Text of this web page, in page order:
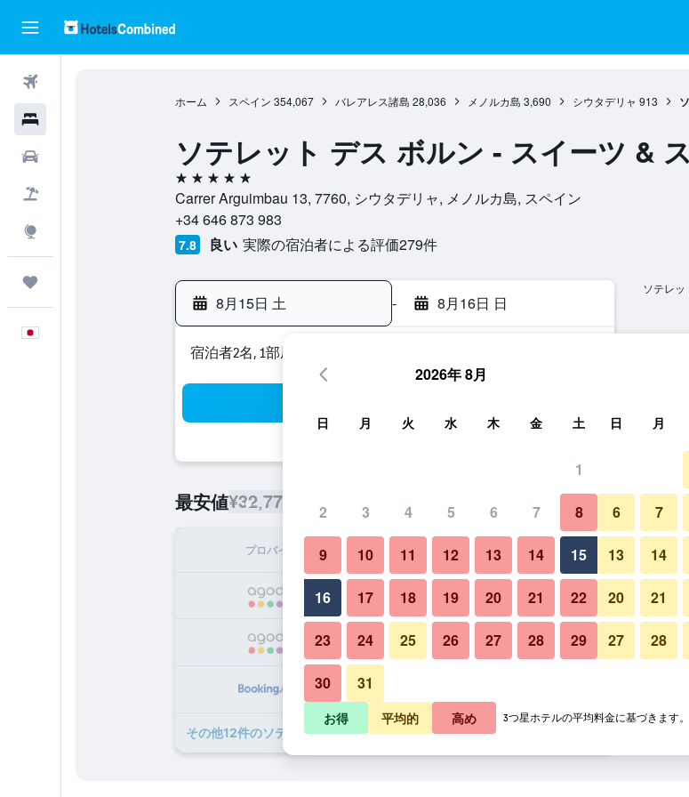
ホーム スペイン 354,067 バレアレス諸島 28,036 メノルカ島 3,690 シウタデリャ 913
ソテレット デス ボルン - スイーツ &
5つ星
Carrer Arguimbau 13, 7760, シウタデリャ, メノルカ島, スペイン
+34 646 873 983
7.8 良い 実際の宿泊者による評価279​件
8月15日 土 - 8月16日 日
宿泊者2名, 1​部屋
最安値¥32,776
プロバイダ 1泊あたり合計
¥32,776 プランを見る
¥42,622 プランを見る
​その他12​件のソテレット デス ボルン - スイーツ & スパのオファー
ソテレッ
2026年 8月
日 月 火 水 木 金 土
1
2 3 4 5 6 7 8
9 10 11 12 13 14 15
16 17 18 19 20 21 22
23 24 25 26 27 28 29
30 31
日 月
6 7
13 14
20 21
27 28
お得 平均的 高め 3つ星ホテルの平均料金に基づきます。